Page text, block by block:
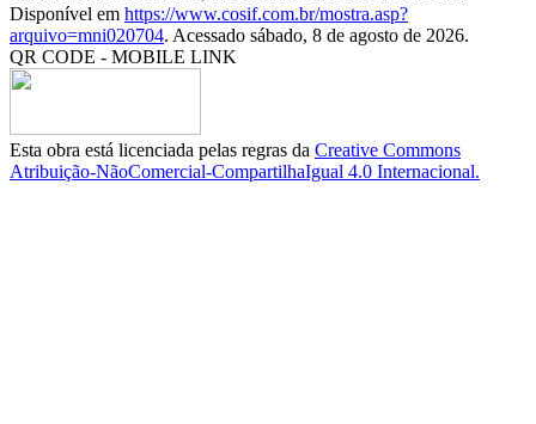
Disponível em https://www.cosif.com.br/mostra.asp?
arquivo=mni020704. Acessado sábado, 8 de agosto de 2026.
QR CODE - MOBILE LINK
Esta obra está licenciada pelas regras da Creative Commons
Atribuição-NãoComercial-CompartilhaIgual 4.0 Internacional.